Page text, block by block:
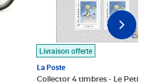
Livraison offerte
La Poste
Collector 4 timbres - Le Petit